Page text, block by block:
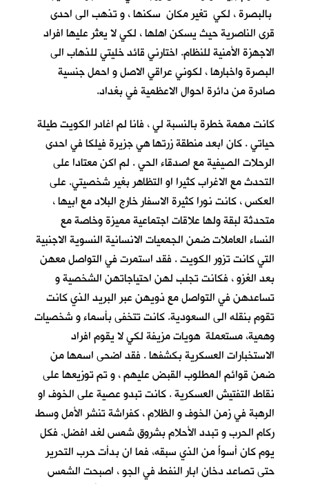
بالبصرة ، لكي تغير مكان سكنها ، و تذهب الى احدى
قرى الناصرية حيث يسكن اهلها ، لكي لا يعثر عليها افراد
الاجهزة الأمنية للنظام. اختارني قائد خليتي للذهاب الى
البصرة واخبارها ، لكوني عراقي الاصل و احمل جنسية
صادرة من دائرة احوال الاعظمية في بغداد.
كانت مهمة خطرة بالنسبة لي ، فانا لم اغادر الكويت طيلة
حياتي . كان ابعد منطقة زرتها هي جزيرة فيلكا في احدى
الرحلات الصيفية مع اصدقاء الحي . لم اكن معتادا على
التحدث مع الاغراب كثيرا او التظاهر بغير شخصيتي. على
العكس ، كانت نورا كثيرة الاسفار خارج البلاد مع ابيها ،
متحدثة لبقة ولها علاقات اجتماعية مميزة وخاصة مع
النساء العاملات ضمن الجمعيات الانسانية النسوية الاجنبية
التي كانت تزور الكويت . فقد استمرت في التواصل معهن
بعد الغزو ، فكانت تجلب لهن احتياجاتهن الشخصية و
تساعدهن في التواصل مع ذويهن عبر البريد الذي كانت
تقوم بنقله الى السعودية. كانت تتخفى بأسماء و شخصيات
وهمية، مستعملة هويات مزيفة لكي لا يقوم افراد
الاستخبارات العسكرية بكشفها . فقد اضحى اسمها من
ضمن قوائم المطلوب القبض عليهم ، و تم توزيعها على
نقاط التفتيش العسكرية . كانت تبدو عصية على الخوف او
الرهبة في زمن الخوف و الظلام ، كفراشة تنشر الأمل وسط
ركام الحرب و تبدد الأحلام بشروق شمس لغد افضل. فكل
يوم كان أسوأَ من الذي سبقه، فما ان بدأت حرب التحرير
حتى تصاعد دخان ابار النفط في الجو ، اصبحت الشمس